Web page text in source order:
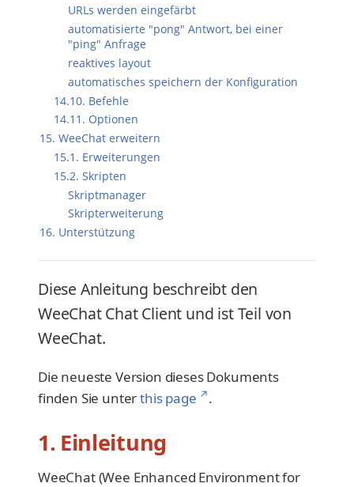
URLs werden eingefärbt
automatisierte "pong" Antwort, bei einer
"ping" Anfrage
reaktives layout
automatisches speichern der Konfiguration
14.10. Befehle
14.11. Optionen
15. WeeChat erweitern
15.1. Erweiterungen
15.2. Skripten
Skriptmanager
Skripterweiterung
16. Unterstützung
Diese Anleitung beschreibt den
WeeChat Chat Client und ist Teil von
WeeChat.
Die neueste Version dieses Dokuments
finden Sie unterthis page ↗.
1. Einleitung
WeeChat (Wee Enhanced Environment for